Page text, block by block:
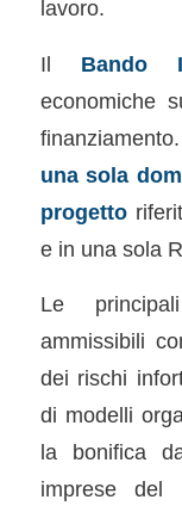
lavoro.
Il Bando
economiche
una sola
progetto
e in una sola
Le
ammissibili
dei rischi
di modelli
la bonifica
imprese del